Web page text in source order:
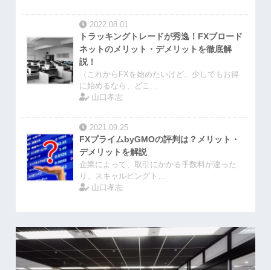
2022.08.01
トラッキングトレードが秀逸！FXブロード
ネットのメリット・デメリットを徹底解
説！
（これからFXを始めたいけど、少しでもお得
に始めるなら、どこ…
山口孝志
2021.09.25
FXプライムbyGMOの評判は？メリット・
デメリットを解説
企業によって、取引にかかる手数料が違った
り、スキャルピングト…
山口孝志